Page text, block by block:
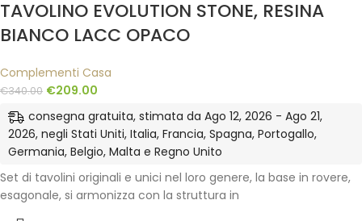
TAVOLINO EVOLUTION STONE, RESINA
BIANCO LACC OPACO
Complementi Casa
€340.00 €209.00
consegna gratuita, stimata da Ago 12, 2026 - Ago 21,
2026, negli Stati Uniti, Italia, Francia, Spagna, Portogallo,
Germania, Belgio, Malta e Regno Unito
Set di tavolini originali e unici nel loro genere, la base in rovere,
esagonale, si armonizza con la struttura in